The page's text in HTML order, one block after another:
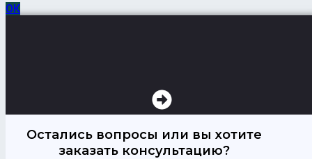
ОК
Остались вопросы или вы хотите
заказать консультацию?